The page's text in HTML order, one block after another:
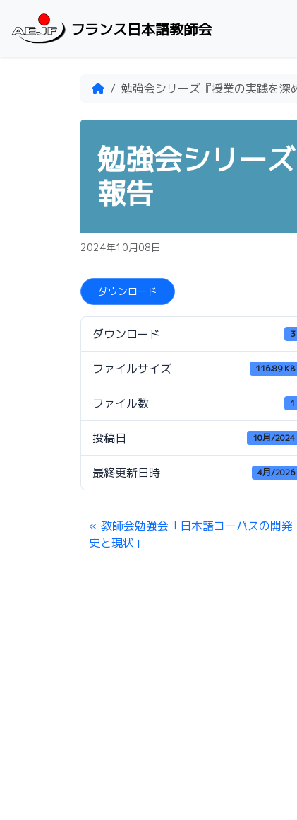
フランス日本語教師会
Home勉強会シリーズ『授業の実践を深
勉強会シリー
報告
2024年10月08日
ダウンロード
ダウンロード 3
ファイルサイズ 116.89 KB
ファイル数 1
投稿日 10月/2024
最終更新日時 4月/2026
教師会勉強会「日本語コーパスの開発
史と現状」